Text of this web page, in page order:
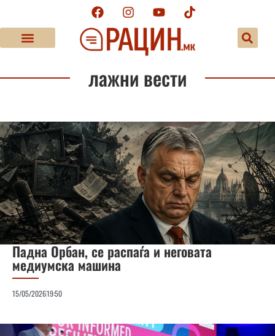
лажни вести
Падна Орбан, се распаѓа и неговата
медиумска машина
15/05/202619:50